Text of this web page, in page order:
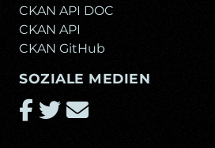
CKAN API DOC
CKAN API
CKAN GitHub
SOZIALE MEDIEN